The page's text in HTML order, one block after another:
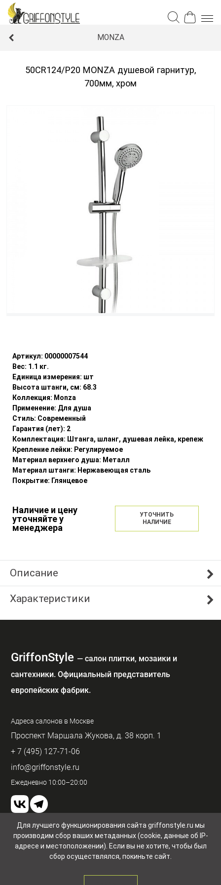
MONZA
50CR124/P20 MONZA душевой гарнитур,
700мм, хром
Артикул: 00000007544
Вес: 1.1 кг.
Единица измерения: шт
Высота штанги, см: 68.3
Коллекция: Monza
Применение: Для душа
Стиль: Современный
Гарантия (лет): 2
Комплектация: Штанга, шланг, душевая лейка, крепеж
Крепление лейки: Регулируемое
Материал верхнего душа: Металл
Материал штанги: Нержавеющая сталь
Покрытие: Глянцевое
Наличие и цену
уточняйте у
менеджера
УТОЧНИТЬ
НАЛИЧИЕ
Описание
Характеристики
GriffonStyle — cалон плитки, мозаики и
сантехники. Официальный представитель
европейских фабрик.
Адреса салонов в Москве
Проспект Маршала Жукова, д. 38 корп. 1
+ 7 (495) 127-71-06
info@griffonstyle.ru
Ежедневно 10:00–20:00
© GriffonStyle 2026
Пользовательское соглашение и конфиденциальность
Для лучшего функционирования сайта griffonstyle.ru мы
производим сбор ваших метаданных (cookie, данные об IP-
адресе и местоположении). Если вы не хотите, чтобы был
сбор осуществлялся, покиньте сайт.